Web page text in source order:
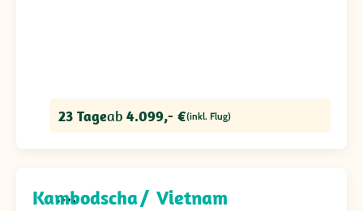
23 Tageab 4.099,- €(inkl. Flug)
Kambodscha Vietnam